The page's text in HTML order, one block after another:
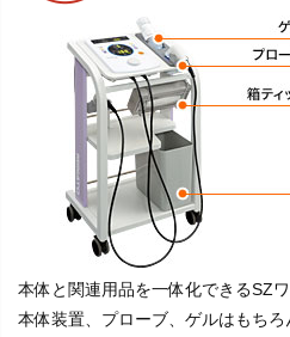
本体と関連用品を一体化できるSZ
本体装置、プローブ、ゲルはもち